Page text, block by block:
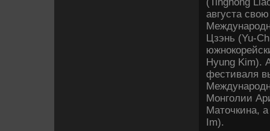
августа
Цзэнь (Yu-
Hyung Kim).
фестиваля
Монголии
Маточкина,
Im).